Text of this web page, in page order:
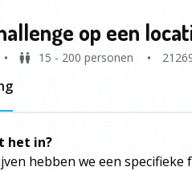
op een
15 - 200 personen
het in?
hebben we een